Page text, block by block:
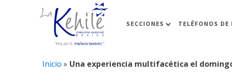
SECCIONES TELÉFONOS DE
Inicio » Una experiencia multifacética el